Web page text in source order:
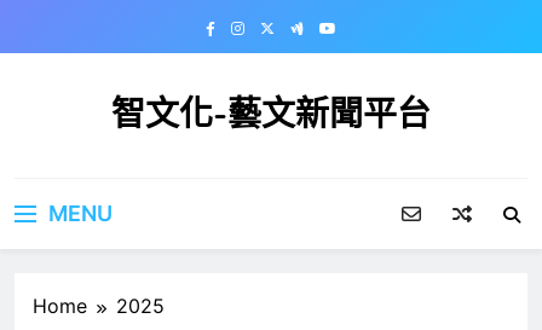
智文化-藝文新聞平台
MENU
Home 2025